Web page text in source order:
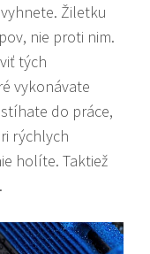
Žiletku
nie proti nim.
tých
vykonávate
do práce,
rýchlych
holíte. Taktiež